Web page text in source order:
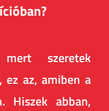
szeretek
az, amiben a
Hiszek abban,